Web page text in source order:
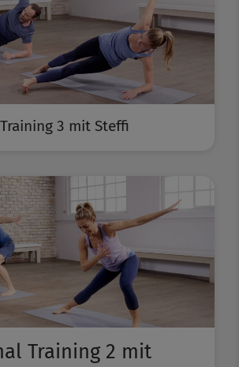
3 mit Steffi
Training 2 mit